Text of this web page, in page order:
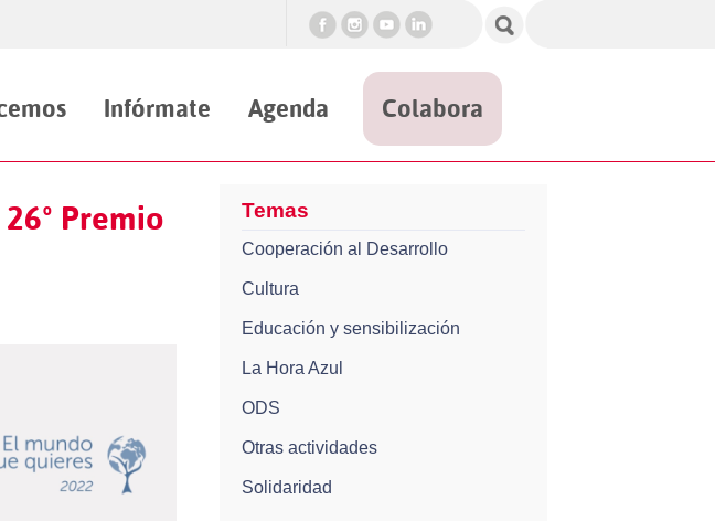
Infórmate Agenda Colabora
Premio
Temas
Cooperación al Desarrollo
Cultura
Educación y sensibilización
La Hora Azul
ODS
Otras actividades
Solidaridad